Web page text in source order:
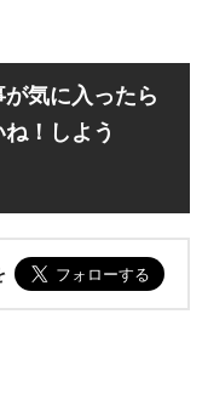
が気に入ったら
ね！しよう